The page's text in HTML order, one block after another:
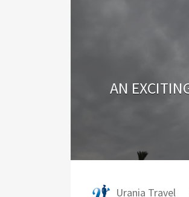
AN
Urania Travel